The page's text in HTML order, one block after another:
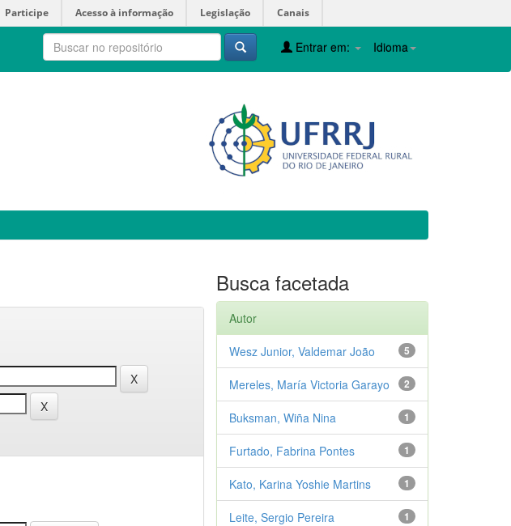
Participe Acesso à informação Legislação Canais
Idioma
Entrar em:
Busca facetada
Autor
5
Wesz Junior, Valdemar João
2
Mereles, María Victoria Garayo
1
Buksman, Wiña Nina
1
Furtado, Fabrina Pontes
1
Kato, Karina Yoshie Martins
1
Leite, Sergio Pereira